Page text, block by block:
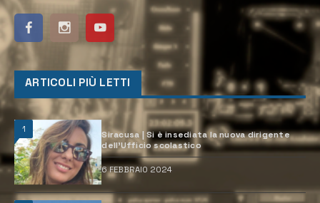
ARTICOLI PIÙ LETTI
1
Siracusa | Si è insediata la nuova dirigente
dell’Ufficio scolastico
6 FEBBRAIO 2024